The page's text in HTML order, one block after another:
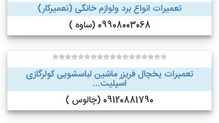
تعمیرات انواع برد ولوازم خانگی (تعمیرکار)
09908003068 (ساوه )
تعمیرات یخچال فریزر ماشین لباسشویی کولرگازی
اسپلیت...
09120881790 (چالوس )